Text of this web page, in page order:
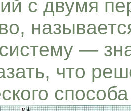
с двумя
—
что